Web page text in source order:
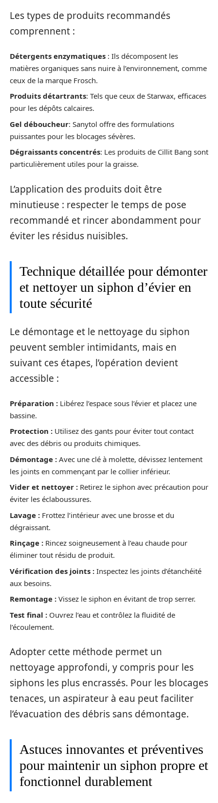
Les types de produits recommandés
comprennent :
Détergents enzymatiques : Ils décomposent les
matières organiques sans nuire à l’environnement, comme
ceux de la marque Frosch.
Produits détartrants: Tels que ceux de Starwax, efficaces
pour les dépôts calcaires.
Gel déboucheur: Sanytol offre des formulations
puissantes pour les blocages sévères.
Dégraissants concentrés: Les produits de Cillit Bang sont
particulièrement utiles pour la graisse.
L’application des produits doit être
minutieuse : respecter le temps de pose
recommandé et rincer abondamment pour
éviter les résidus nuisibles.
Technique détaillée pour démonter
et nettoyer un siphon d’évier en
toute sécurité
Le démontage et le nettoyage du siphon
peuvent sembler intimidants, mais en
suivant ces étapes, l’opération devient
accessible :
Préparation : Libérez l’espace sous l’évier et placez une
bassine.
Protection : Utilisez des gants pour éviter tout contact
avec des débris ou produits chimiques.
Démontage : Avec une clé à molette, dévissez lentement
les joints en commençant par le collier inférieur.
Vider et nettoyer : Retirez le siphon avec précaution pour
éviter les éclaboussures.
Lavage : Frottez l’intérieur avec une brosse et du
dégraissant.
Rinçage : Rincez soigneusement à l’eau chaude pour
éliminer tout résidu de produit.
Vérification des joints : Inspectez les joints d’étanchéité
aux besoins.
Remontage : Vissez le siphon en évitant de trop serrer.
Test final : Ouvrez l’eau et contrôlez la fluidité de
l’écoulement.
Adopter cette méthode permet un
nettoyage approfondi, y compris pour les
siphons les plus encrassés. Pour les blocages
tenaces, un aspirateur à eau peut faciliter
l’évacuation des débris sans démontage.
Astuces innovantes et préventives
pour maintenir un siphon propre et
fonctionnel durablement